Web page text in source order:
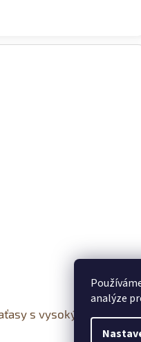
analýze
s vysokým pasem